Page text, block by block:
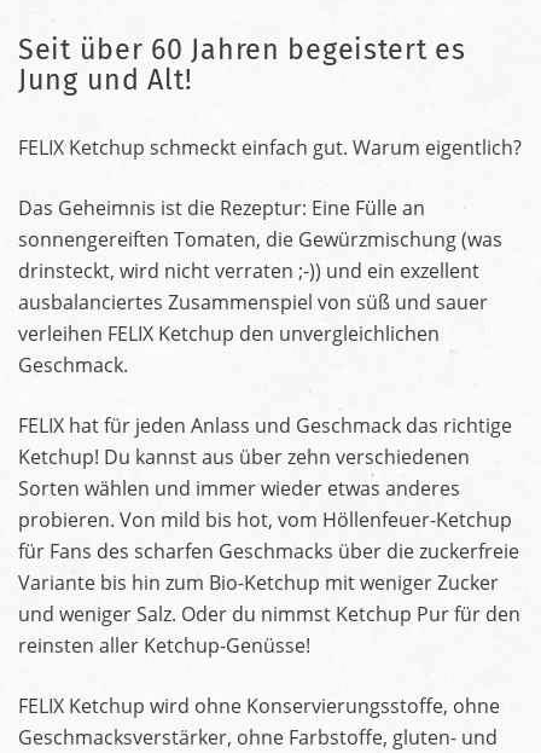
Seit über 60 Jahren begeistert es
Jung und Alt!
FELIX Ketchup schmeckt einfach gut. Warum eigentlich?
Das Geheimnis ist die Rezeptur: Eine Fülle an
sonnengereiften Tomaten, die Gewürzmischung (was
drinsteckt, wird nicht verraten ;-)) und ein exzellent
ausbalanciertes Zusammenspiel von süß und sauer
verleihen FELIX Ketchup den unvergleichlichen
Geschmack.
FELIX hat für jeden Anlass und Geschmack das richtige
Ketchup! Du kannst aus über zehn verschiedenen
Sorten wählen und immer wieder etwas anderes
probieren. Von mild bis hot, vom Höllenfeuer-Ketchup
für Fans des scharfen Geschmacks über die zuckerfreie
Variante bis hin zum Bio-Ketchup mit weniger Zucker
und weniger Salz. Oder du nimmst Ketchup Pur für den
reinsten aller Ketchup-Genüsse!
FELIX Ketchup wird ohne Konservierungsstoffe, ohne
Geschmacksverstärker, ohne Farbstoffe, gluten- und